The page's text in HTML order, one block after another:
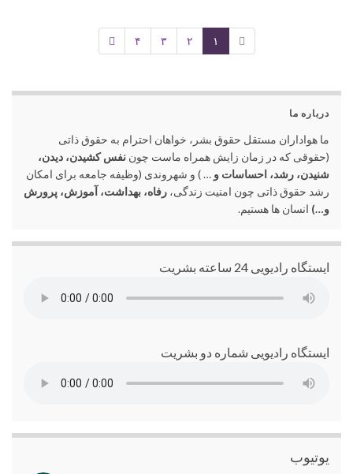
۱ ۲ ۳ ۴
درباره ما
ما هواداران مستقل حقوق بشر، خواهان احترام به حقوق ذاتی
(حقوقی که در زمان زایش همراه ماست چون نفس کشیدن، دیدن،
شنیدن، رشد، احساسات و … ) و شهروندی (وظیفه جامعه برای امکان
رشد حقوق ذاتی چون امنیت زندگی، رفاه، بهداشت، آموزش، پرورش
و…) انسان ها هستیم.
ایستگاه رادیویی 24 ساعته بشریت
ایستگاه رادیویی شماره دو بشریت
یوتیوب